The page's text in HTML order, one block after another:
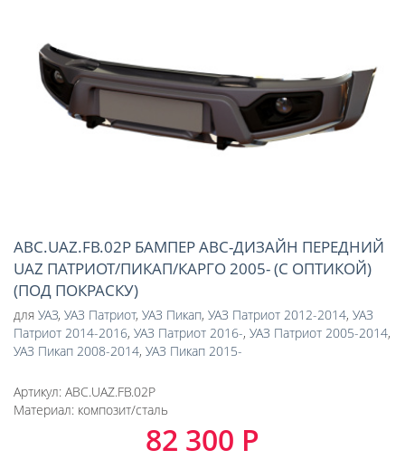
ABC.UAZ.FB.02P БАМПЕР АВС-ДИЗАЙН ПЕРЕДНИЙ
UAZ ПАТРИОТ/ПИКАП/КАРГО 2005- (С ОПТИКОЙ)
(ПОД ПОКРАСКУ)
для УАЗ, УАЗ Патриот, УАЗ Пикап, УАЗ Патриот 2012-2014, УАЗ
Патриот 2014-2016, УАЗ Патриот 2016-, УАЗ Патриот 2005-2014,
УАЗ Пикап 2008-2014, УАЗ Пикап 2015-
Артикул: ABC.UAZ.FB.02P
Материал: композит/сталь
82 300 Р